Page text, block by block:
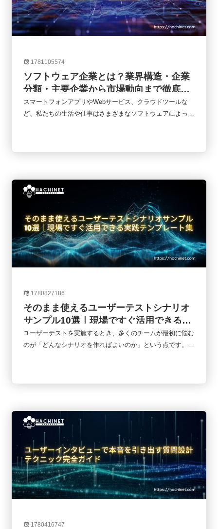
1781105574
ソフトウェア企業とは？業界構造・企業
分類・主要企業から市場動向まで徹底解
説
スマートフォンアプリやWebサービス、クラウドツールな
ど、私たちの生活や仕事はさまざまなソフトウェアによって
一口に言っても、その事業内容や収益モデルはさまざまで
す。近年はSaaSやAIの普及によって業界構造も大きく変化
しています。本記事では、ソフトウェア企業の基本的な役割
から業界構造、企業の種類、代表的な企業、そして今後の市
場動向までをわかりやすく解説します。
1780827186
そのまま使えるユーザーテストシナリオ
サンプル10選｜現場ですぐ活用できる実
践テンプレート集
ユーザーテストを実施するとき、多くのチームが最初に悩む
のが「どんなシナリオを作ればよいのか」という点です。シ
しながら、業界ごとの活用方法やカスタマイズの考え方まで
解説します。
1780416747